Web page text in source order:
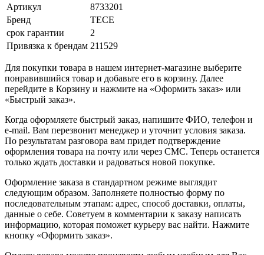
Артикул
8733201
Бренд
TECE
срок гарантии
2
Привязка к брендам 211529
Для покупки товара в нашем интернет-магазине выберите
понравившийся товар и добавьте его в корзину. Далее
перейдите в Корзину и нажмите на «Оформить заказ» или
«Быстрый заказ».
Когда оформляете быстрый заказ, напишите ФИО, телефон и
e-mail. Вам перезвонит менеджер и уточнит условия заказа.
По результатам разговора вам придет подтверждение
оформления товара на почту или через СМС. Теперь останется
только ждать доставки и радоваться новой покупке.
Оформление заказа в стандартном режиме выглядит
следующим образом. Заполняете полностью форму по
последовательным этапам: адрес, способ доставки, оплаты,
данные о себе. Советуем в комментарии к заказу написать
информацию, которая поможет курьеру вас найти. Нажмите
кнопку «Оформить заказ».